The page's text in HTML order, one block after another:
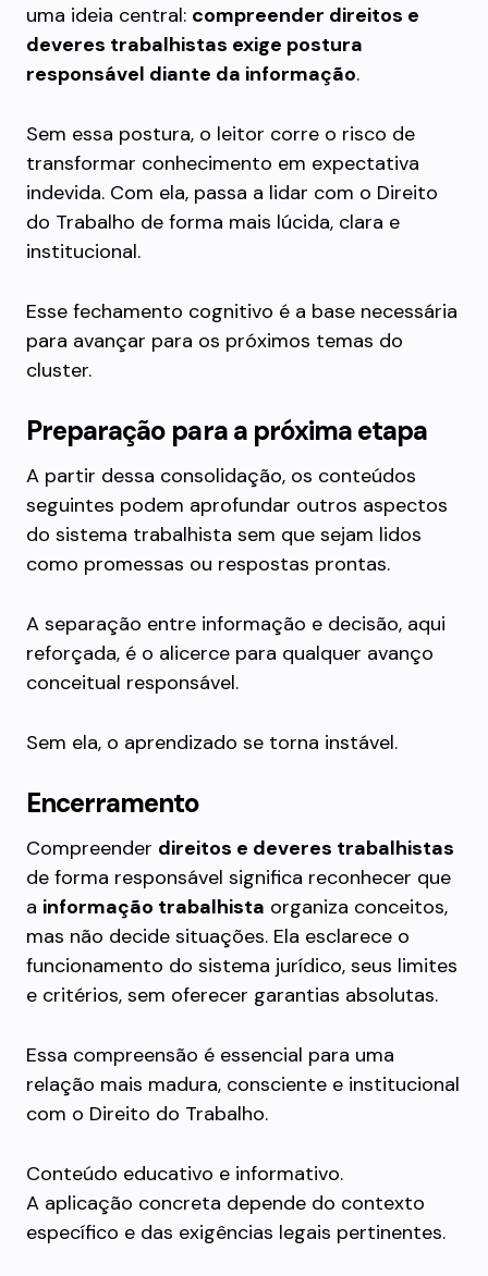
uma ideia central: compreender direitos e
deveres trabalhistas exige postura
responsável diante da informação.
Sem essa postura, o leitor corre o risco de
transformar conhecimento em expectativa
indevida. Com ela, passa a lidar com o Direito
do Trabalho de forma mais lúcida, clara e
institucional.
Esse fechamento cognitivo é a base necessária
para avançar para os próximos temas do
cluster.
Preparação para a próxima etapa
A partir dessa consolidação, os conteúdos
seguintes podem aprofundar outros aspectos
do sistema trabalhista sem que sejam lidos
como promessas ou respostas prontas.
A separação entre informação e decisão, aqui
reforçada, é o alicerce para qualquer avanço
conceitual responsável.
Sem ela, o aprendizado se torna instável.
Encerramento
Compreender direitos e deveres trabalhistas
de forma responsável significa reconhecer que
a informação trabalhista organiza conceitos,
mas não decide situações. Ela esclarece o
funcionamento do sistema jurídico, seus limites
e critérios, sem oferecer garantias absolutas.
Essa compreensão é essencial para uma
relação mais madura, consciente e institucional
com o Direito do Trabalho.
Conteúdo educativo e informativo.
A aplicação concreta depende do contexto
específico e das exigências legais pertinentes.